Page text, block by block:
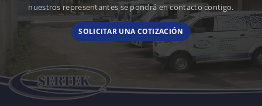
nuestros representantes se pondrá en contacto contigo.
SOLICITAR UNA COTIZACIÓN